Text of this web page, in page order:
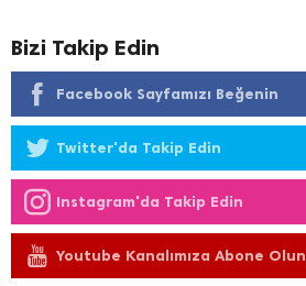
Bizi Takip Edin
Facebook Sayfamızı Beğenin
Twitter'da Takip Edin
Instagram'da Takip Edin
Youtube Kanalımıza Abone Olun